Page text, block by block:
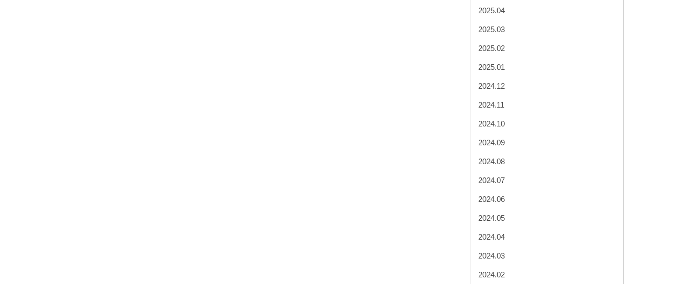
2025.04
2025.03
2025.02
2025.01
2024.12
2024.11
2024.10
2024.09
2024.08
2024.07
2024.06
2024.05
2024.04
2024.03
2024.02